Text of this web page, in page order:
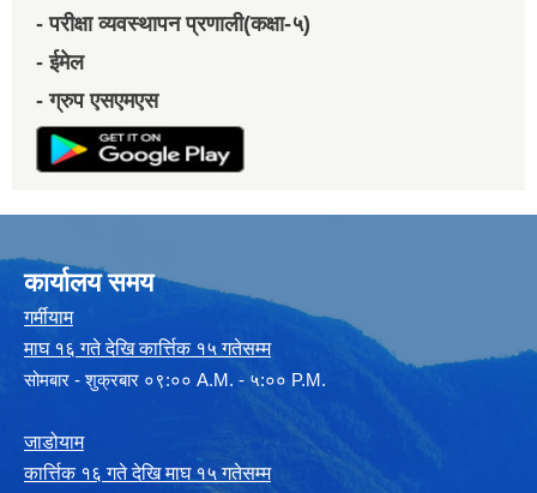
- परीक्षा व्यवस्थापन प्रणाली(कक्षा-५)
- ईमेल
- ग्रुप एसएमएस
कार्यालय समय
गर्मीयाम
माघ १६ गते देखि कार्त्तिक १५ गतेसम्म
सोमबार - शुक्रबार ०९:०० A.M. - ५:०० P.M.
जाडोयाम
कार्त्तिक १६ गते देखि माघ १५ गतेसम्म